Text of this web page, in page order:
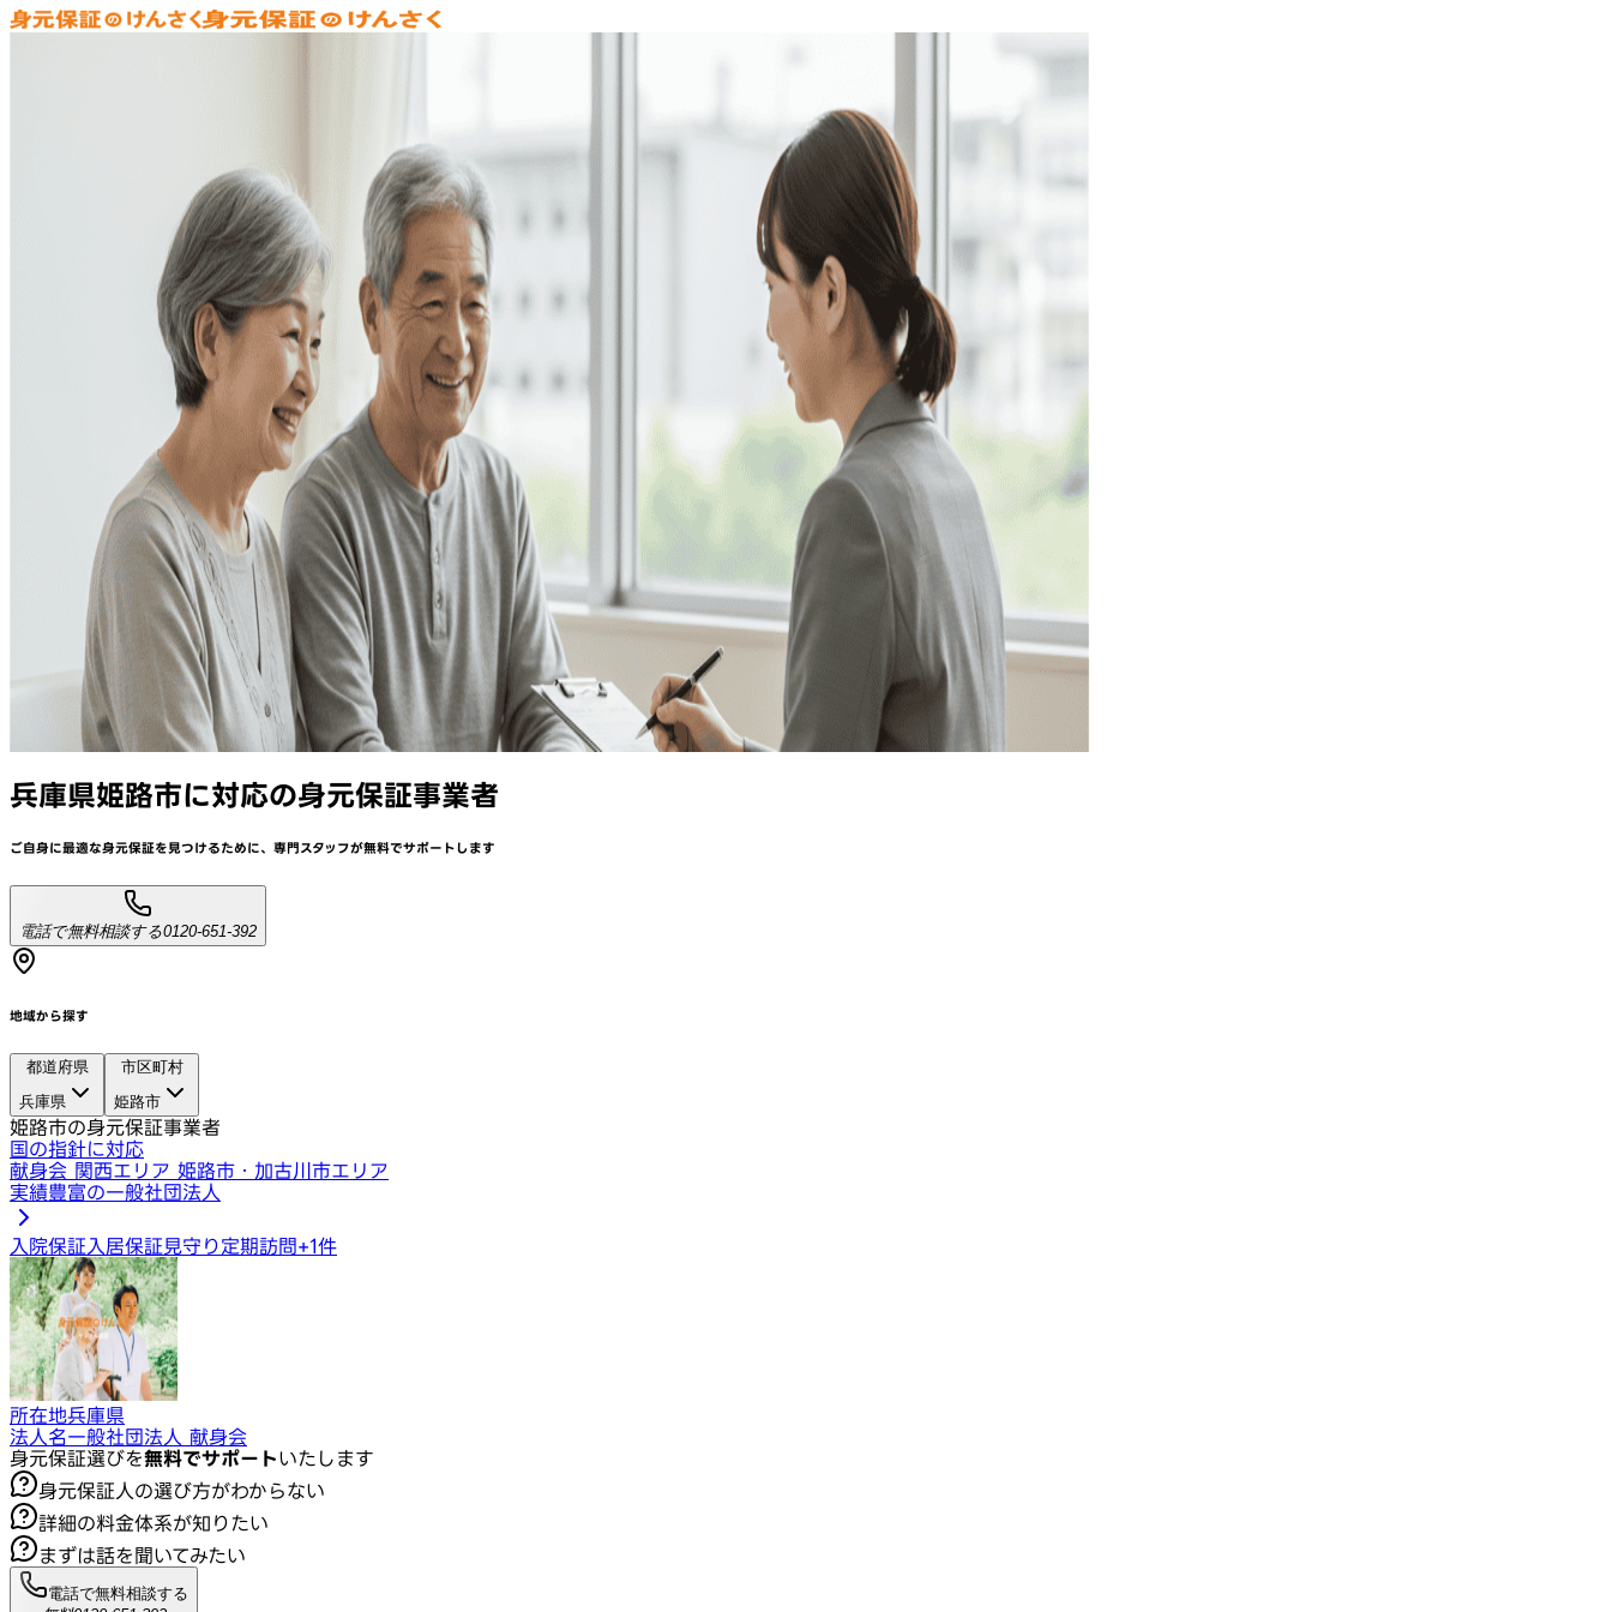
兵庫県姫路市に対応の身元保証事業者
ご自身に最適な身元保証を見つけるために、 専門スタッフが無料でサポートします
電話で無料相談する0120-651-392
地域から探す
都道府県
兵庫県
市区町村
姫路市
姫路市の身元保証事業者
国の指針に対応
献身会 関西エリア 姫路市・加古川市エリア
実績豊富の一般社団法人
入院保証 入居保証見守り定期訪問+1件
所在地兵庫県
法人名一般社団法人 献身会
身元保証選びを無料でサポートいたします
身元保証人の選び方がわからない
詳細の料金体系が知りたい
まずは話を聞いてみたい
電話で無料相談する